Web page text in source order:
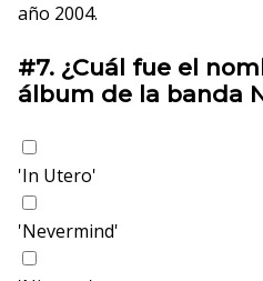
año 2004.
#7. ¿Cuál fue el
álbum de la banda
'In Utero'
'Nevermind'